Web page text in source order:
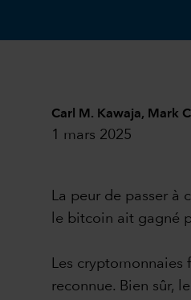
Carl M. Kawaja, Mark
1 mars 2025
La peur de passer à
le bitcoin ait gagné
Les cryptomonnaies
reconnue. Bien sûr,